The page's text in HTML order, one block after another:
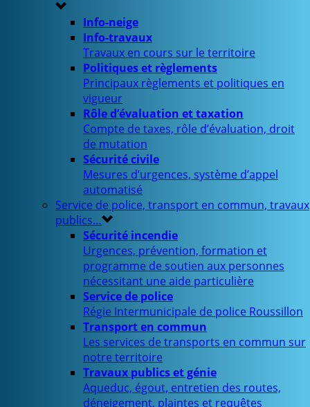
Info-neige
Info-travaux
Travaux en cours sur le territoire
Politiques et règlements
Principaux règlements et politiques en
vigueur
Rôle d’évaluation et taxation
Compte de taxes, rôle d’évaluation, droit
de mutation
Sécurité civile
Mesures d’urgences, système d’appel
automatisé
Service de police, transport en commun, travaux
publics…
Sécurité incendie
Urgences, prévention, formation et
programme de soutien aux personnes
nécessitant une aide particulière
Service de police
Régie Intermunicipale de police Roussillon
Transport en commun
Les services de transports en commun sur
notre territoire
Travaux publics et génie
Aqueduc, égout, entretien des routes,
déneigement, plaintes et requêtes